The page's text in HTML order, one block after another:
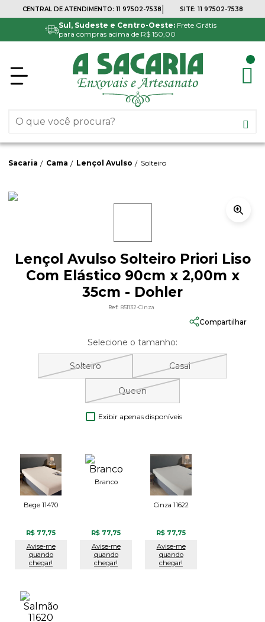
CENTRAL DE ATENDIMENTO: 11 97502-7538 SITE: 11 97502-7538
Sul, Sudeste e Centro-Oeste: Frete Grátis
para compras acima de R$ 150,00
Sacaria Cama Lençol Avulso Solteiro
Lençol Avulso Solteiro Priori Liso
Com Elástico 90cm x 2,00m x
35cm - Dohler
Ref: 851132-Cinza
Compartilhar
Selecione o tamanho:
Solteiro Casal
Queen
Exibir apenas disponíveis
Bege 11470
R$ 77,75
Avise-me
quando
chegar!
Branco
R$ 77,75
Avise-me
quando
chegar!
Cinza 11622
R$ 77,75
Avise-me
quando
chegar!